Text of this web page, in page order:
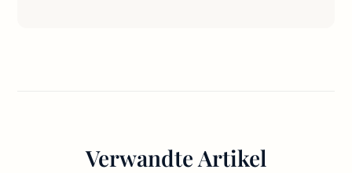
Verwandte Artikel